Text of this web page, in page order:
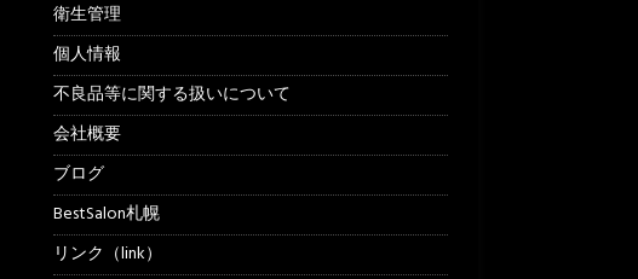
衛生管理
個人情報
不良品等に関する扱いについて
会社概要
ブログ
BestSalon札幌
リンク（link）